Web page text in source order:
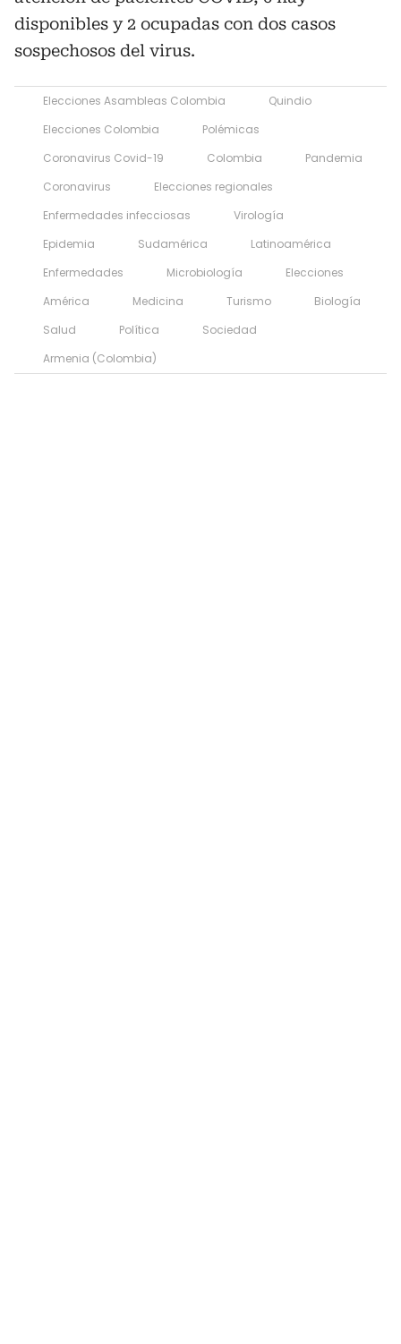
disponibles y 2 ocupadas con dos casos
sospechosos del virus.
Elecciones Asambleas Colombia
Quindio
Elecciones Colombia
Polémicas
Coronavirus Covid-19
Colombia
Pandemia
Coronavirus
Elecciones regionales
Enfermedades infecciosas
Virología
Epidemia
Sudamérica
Latinoamérica
Enfermedades
Microbiología
Elecciones
América
Medicina Turismo
Biología
Salud
Política
Sociedad
Armenia (Colombia)